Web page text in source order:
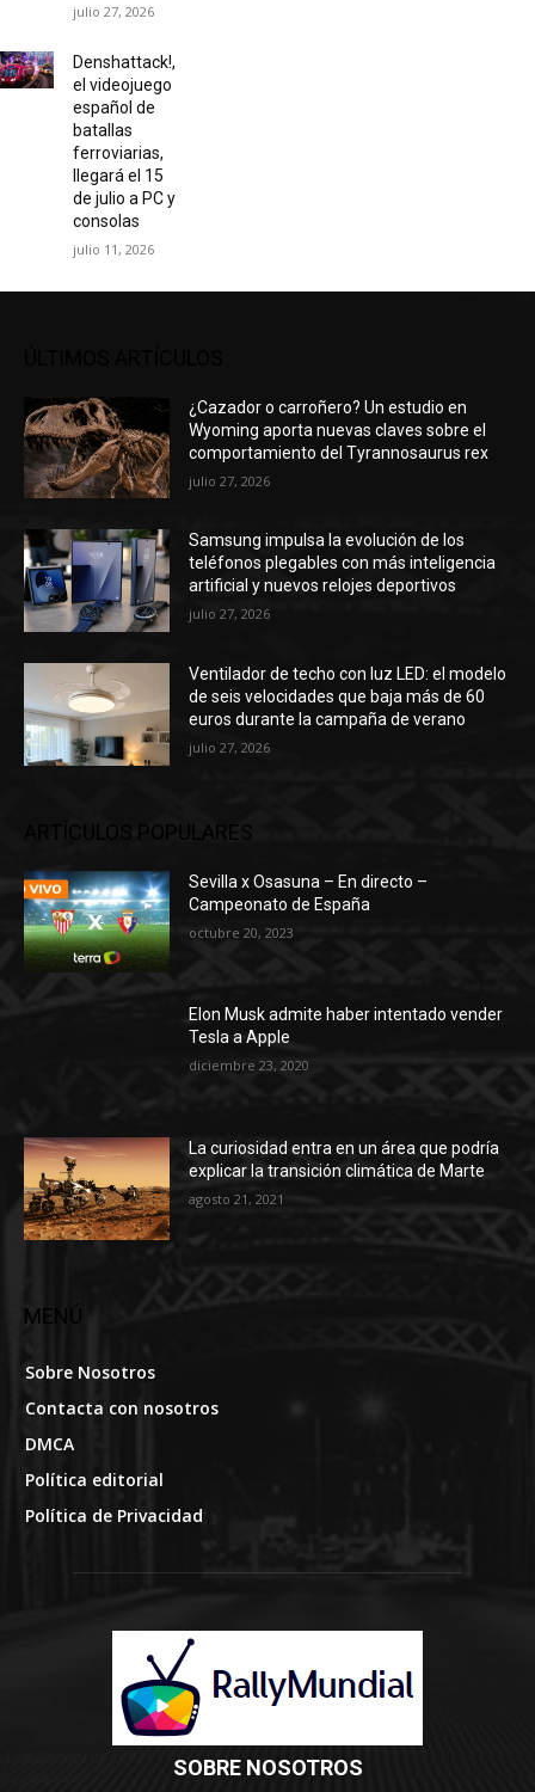
julio 27, 2026
Denshattack!,
el videojuego
español de
batallas
ferroviarias,
llegará el 15
de julio a PC y
consolas
julio 11, 2026
¿Cazador o carroñero? Un estudio en
Wyoming aporta nuevas claves sobre el
comportamiento del Tyrannosaurus rex
julio 27, 2026
Samsung impulsa la evolución de los
teléfonos plegables con más inteligencia
artificial y nuevos relojes deportivos
julio 27, 2026
Ventilador de techo con luz LED: el modelo
de seis velocidades que baja más de 60
euros durante la campaña de verano
julio 27, 2026
ARTÍCULOS POPULARES
Sevilla x Osasuna – En directo –
Campeonato de España
octubre 20, 2023
Elon Musk admite haber intentado vender
Tesla a Apple
diciembre 23, 2020
La curiosidad entra en un área que podría
explicar la transición climática de Marte
agosto 21, 2021
MENÚ
Sobre Nosotros
Contacta con nosotros
DMCA
Política editorial
Política de Privacidad
SOBRE NOSOTROS